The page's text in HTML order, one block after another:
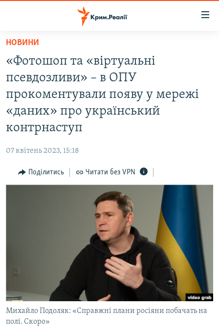
Перейти
основного
матеріалу
до
основної
навігації
до
БЛОГИ
ВСЕ ЗА ДЕНЬ
УКРАЇНСЬКА ПРОБЛЕМА КРИМУ
ЯК ОБІЙТИ БЛОКУВАННЯ
Усі сайти RFE/RL
НОВИНИ
«Фотошоп та «віртуальні
псевдозливи» – в ОПУ
прокоментували появу у мережі
«даних» про український
контрнаступ
07 квітень 2023, 15:18
Поділитись Читати без VPN
Михайло Подоляк: «Справжні плани росіяни побачать на
полі. Скоро»